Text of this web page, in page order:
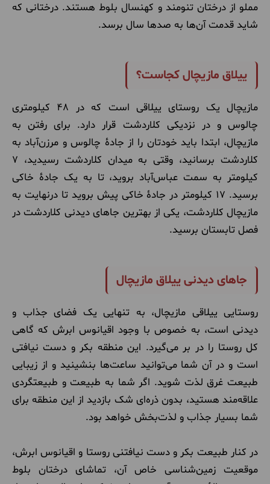
مملو از درختان تنومند و کهنسال بلوط هستند. درختانی که
شاید قدمت آن‌ها به صدها سال برسد.
ییلاق مازیچال کجاست؟
مازیچال یک روستای ییلاقی است که در 48 کیلومتری
چالوس و در نزدیکی کلاردشت قرار دارد. برای رفتن به
مازیچال، ابتدا باید خودتان را از جادۀ چالوس و مرزن‌آباد به
کلاردشت برسانید، وقتی به میدان کلاردشت رسیدید، 7
کیلومتر به سمت عباس‌آباد بروید، تا به یک جادۀ خاکی
برسید. 17 کیلومتر در جادۀ خاکی پیش بروید تا درنهایت به
مازیچال کلاردشت، یکی از بهترین جاهای دیدنی کلاردشت در
فصل تابستان برسید.
جاهای دیدنی ییلاق مازیچال
روستایی ییلاقی مازیچال، به تنهایی یک فضای جذاب و
دیدنی است، به خصوص با وجود اقیانوس ابرش که گاهی
کل روستا را در بر می‌گیرد. این منطقه بکر و دست نیافتی
است و در آن شما می‌توانید ساعت‌ها بنشینید و از زیبایی
طبیعت غرق لذت شوید. اگر شما به طبیعت و طبیعتگردی
علاقه‌مند هستید، بدون ذره‌ای شک بازدید از این منطقه برای
شما بسیار جذاب و لذت‌بخش خواهد بود.
در کنار طبیعت بکر و دست نیافتنی روستا و اقیانوس ابرش،
موقعیت زمین‌شناسی خاص آن، تماشای درختان بلوط